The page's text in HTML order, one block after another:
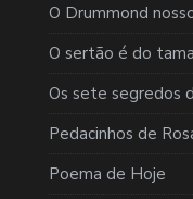
O Drummond
O sertão é do
Os sete segredos
Pedacinhos de
Poema de Hoje